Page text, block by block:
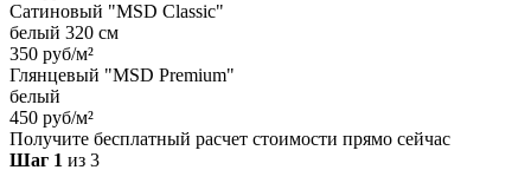
Сатиновый "MSD Classic"
белый 320 см
350 руб/м²
Глянцевый "MSD Premium"
белый
450 руб/м²
Получите бесплатный расчет стоимости прямо сейчас
Шаг 1 из 3